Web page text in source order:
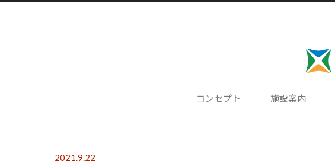
コンセプト 施設案内
2021.9.22